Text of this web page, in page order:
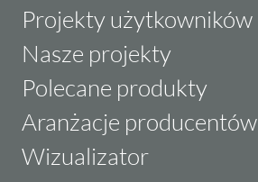
Projekty użytkowników
Nasze projekty
Polecane produkty
Aranżacje producentów
Wizualizator